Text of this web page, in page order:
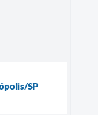
SP